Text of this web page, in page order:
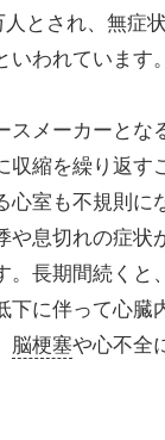
とされ、無症
われています。
メーカーとな
収縮を繰り返す
心室も不規則に
や息切れの症状
。長期間続くと
下に伴って心臓
脳梗塞や心不全